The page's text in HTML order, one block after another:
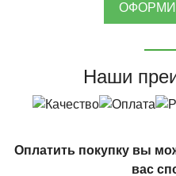
Наши
Оплатить покупку вы
вас